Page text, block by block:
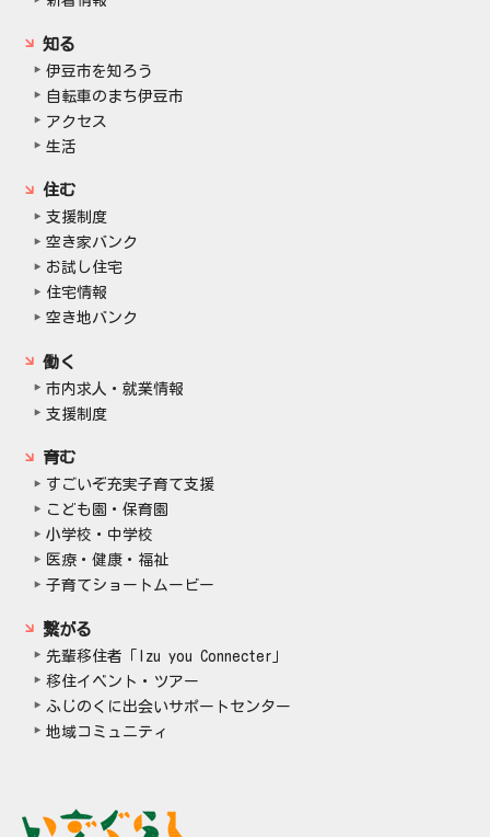
知る
伊豆市を知ろう
自転車のまち伊豆市
アクセス
生活
住む
支援制度
空き家バンク
お試し住宅
住宅情報
空き地バンク
働く
市内求人・就業情報
支援制度
育む
すごいぞ充実子育て支援
こども園・保育園
小学校・中学校
医療・健康・福祉
子育てショートムービー
繋がる
先輩移住者「Izu you Connecter」
移住イベント・ツアー
ふじのくに出会いサポートセンター
地域コミュニティ